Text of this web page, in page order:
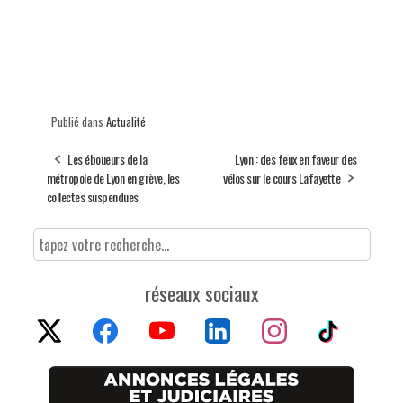
Publié dans Actualité
Les éboueurs de la
métropole de Lyon en grève, les
collectes suspendues
Lyon : des feux en faveur des
vélos sur le cours Lafayette
réseaux sociaux